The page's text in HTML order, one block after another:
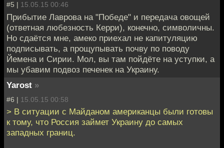
#5 | 15.05.15 00:46
Прибытие Лаврова на "Победе" и передача овощей
(ответная любезность Керри), конечно, символичны.
Но сдаётся мне, амеко приехал не капитуляцию
подписывать, а прощупывать почву по поводу
Йемена и Сирии. Мол, вы там пойдёте на уступки, а
мы убавим подвоз печенек на Украину.
Yarost »
#6 | 15.05.15 00:58
> В ситуации с Майданом американцы были готовы
к тому, что Россия займет Украину до самых
западных границ.